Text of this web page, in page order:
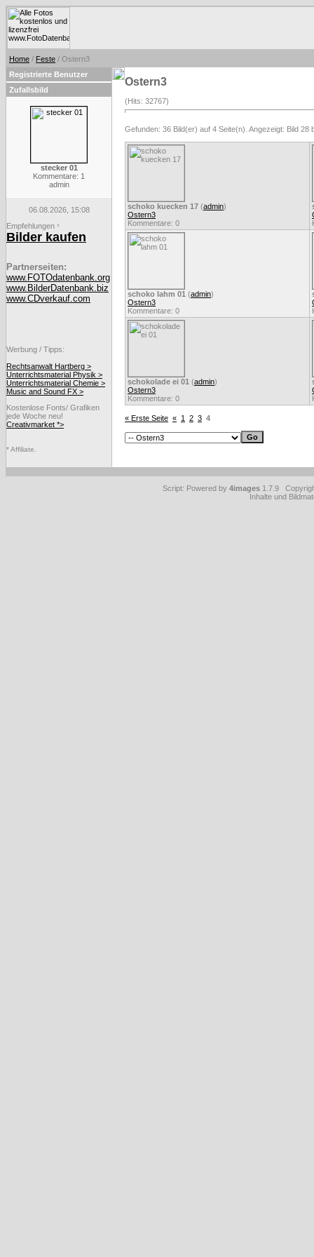
Home / Feste / Ostern3
Registrierte Benutzer
Zufallsbild
stecker 01
Kommentare: 1
admin
06.08.2026, 15:08
Empfehlungen *
Bilder kaufen
Partnerseiten:
www.FOTOdatenbank.org
www.BilderDatenbank.biz
www.CDverkauf.com
Werbung / Tipps:
Rechtsanwalt Hartberg >
Unterrichtsmaterial Physik >
Unterrichtsmaterial Chemie >
Music and Sound FX >
Kostenlose Fonts/ Grafiken
jede Woche neu!
Creativmarket *>
* Affiliate.
Ostern3
(Hits: 32767)
Gefunden: 36 Bild(er) auf 4 Seite(n). Angezeigt: Bild 28
schoko kuecken 17 (admin)
Ostern3
Kommentare: 0
schoko lahm 01 (admin)
Ostern3
Kommentare: 0
schokolade ei 01 (admin)
Ostern3
Kommentare: 0
« Erste Seite « 1 2 3 4
Script: Powered by 4images 1.7.9
Inhalte und